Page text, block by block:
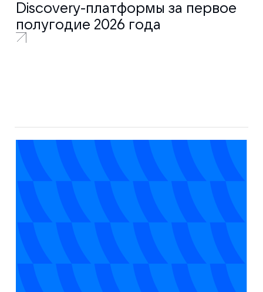
Discovery-платформы за первое
полугодие 2026 года